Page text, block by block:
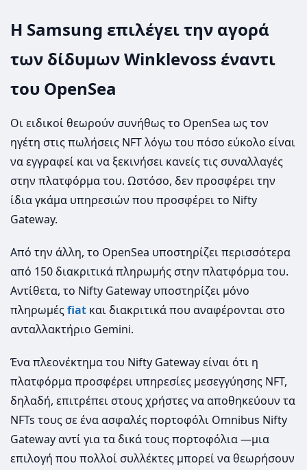
Η Samsung επιλέγει την αγορά
των δίδυμων Winklevoss έναντι
του OpenSea
Οι ειδικοί θεωρούν συνήθως το OpenSea ως τον
ηγέτη στις πωλήσεις NFT λόγω του πόσο εύκολο είναι
να εγγραφεί και να ξεκινήσει κανείς τις συναλλαγές
στην πλατφόρμα του. Ωστόσο, δεν προσφέρει την
ίδια γκάμα υπηρεσιών που προσφέρει το Nifty
Gateway.
Από την άλλη, το OpenSea υποστηρίζει περισσότερα
από 150 διακριτικά πληρωμής στην πλατφόρμα του.
Αντίθετα, το Nifty Gateway υποστηρίζει μόνο
πληρωμέςfiat και διακριτικά που αναφέρονται στο
ανταλλακτήριο Gemini.
Ένα πλεονέκτημα του Nifty Gateway είναι ότι η
πλατφόρμα προσφέρει υπηρεσίες μεσεγγύησης NFT,
δηλαδή, επιτρέπει στους χρήστες να αποθηκεύουν τα
NFTs τους σε ένα ασφαλές πορτοφόλι Omnibus Nifty
Gateway αντί για τα δικά τους πορτοφόλια —μια
επιλογή που πολλοί συλλέκτες μπορεί να θεωρήσουν